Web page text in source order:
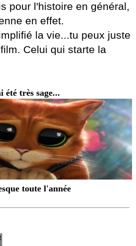
pour l'histoire en général,
en effet.
la vie...tu peux juste
Celui qui starte la
été très sage...
toute l'année